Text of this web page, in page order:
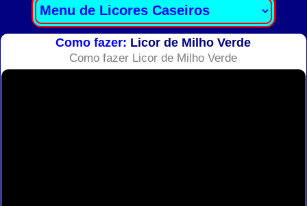
Como fazer: Licor de Milho Verde
Como fazer Licor de Milho Verde